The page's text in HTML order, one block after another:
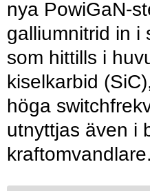
nya PowiGaN-
galliumnitrid in i
som hittills i
kiselkarbid
höga
utnyttjas även i
kraftomvandlare.